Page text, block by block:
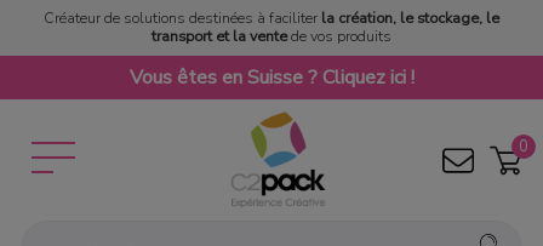
Créateur de solutions destinées à faciliter la création, le stockage, le
transport et la ventede vos produits
Vous êtes en Suisse ? Cliquez ici !
0